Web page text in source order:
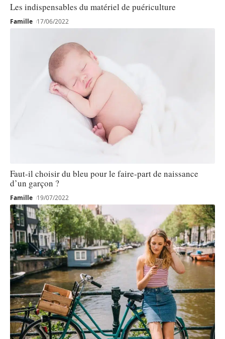
Les indispensables du matériel de puériculture
Famille 17/06/2022
Faut-il choisir du bleu pour le faire-part de naissance
d’un garçon ?
Famille 19/07/2022